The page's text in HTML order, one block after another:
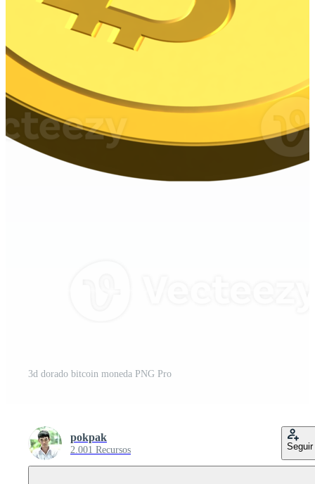
3d dorado bitcoin moneda PNG Pro
pokpak
2.001 Recursos Seguir